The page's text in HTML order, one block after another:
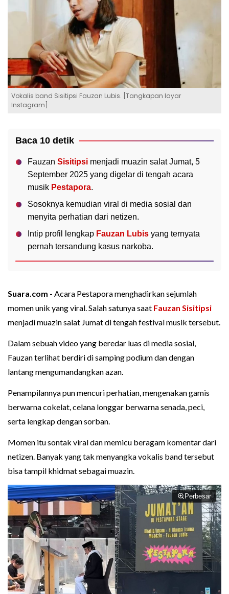
Vokalis band Sisitipsi Fauzan Lubis. [Tangkapan layar
Instagram]
Baca 10 detik
Fauzan Sisitipsi menjadi muazin salat Jumat, 5
September 2025 yang digelar di tengah acara
musik Pestapora.
Sosoknya kemudian viral di media sosial dan
menyita perhatian dari netizen.
Intip profil lengkap Fauzan Lubis yang ternyata
pernah tersandung kasus narkoba.
Suara.com - Acara Pestapora menghadirkan sejumlah
momen unik yang viral. Salah satunya saat Fauzan Sisitipsi
menjadi muazin salat Jumat di tengah festival musik tersebut.
Dalam sebuah video yang beredar luas di media sosial,
Fauzan terlihat berdiri di samping podium dan dengan
lantang mengumandangkan azan.
Penampilannya pun mencuri perhatian, mengenakan gamis
berwarna cokelat, celana longgar berwarna senada, peci,
serta lengkap dengan sorban.
Momen itu sontak viral dan memicu beragam komentar dari
netizen. Banyak yang tak menyangka vokalis band tersebut
bisa tampil khidmat sebagai muazin.
Perbesar